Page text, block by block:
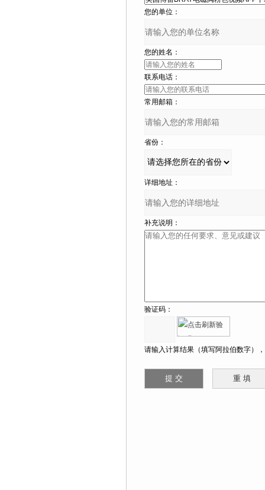
您的单位：
您的姓名：
联系电话：
常用邮箱：
省份：
详细地址：
补充说明：
验证码：
请输入计算结果（填写阿拉伯数字）